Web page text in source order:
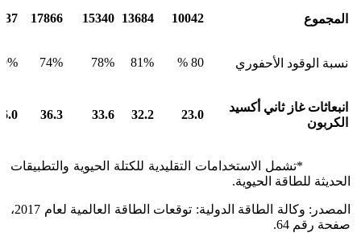
المجموع 10042
13684
15340
17866
نسبة الوقود الأحفوري 80 %
81%
78%
74%
انبعاثات غاز ثاني أكسيد
الكربون
23.0
32.2
33.6
36.3
*تشمل الاستخدامات التقليدية للكتلة الحيوية والتطبيقات
الحديثة للطاقة الحيوية.
المصدر: وكالة الطاقة الدولية: توقعات الطاقة العالمية لعام 2017،
صفحة رقم 64.